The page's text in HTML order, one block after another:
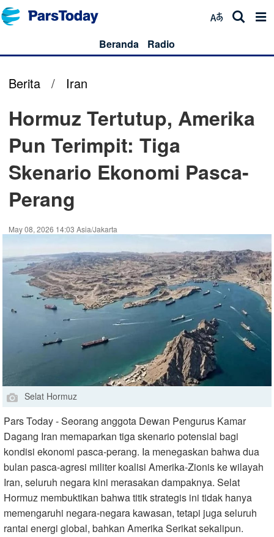
Beranda Radio
Berita / Iran
Hormuz Tertutup, Amerika
Pun Terimpit: Tiga
Skenario Ekonomi Pasca-
Perang
May 08, 2026 14:03 Asia/Jakarta
Selat Hormuz
Pars Today - Seorang anggota Dewan Pengurus Kamar
Dagang Iran memaparkan tiga skenario potensial bagi
kondisi ekonomi pasca-perang. Ia menegaskan bahwa dua
bulan pasca-agresi militer koalisi Amerika-Zionis ke wilayah
Iran, seluruh negara kini merasakan dampaknya. Selat
Hormuz membuktikan bahwa titik strategis ini tidak hanya
memengaruhi negara-negara kawasan, tetapi juga seluruh
rantai energi global, bahkan Amerika Serikat sekalipun.